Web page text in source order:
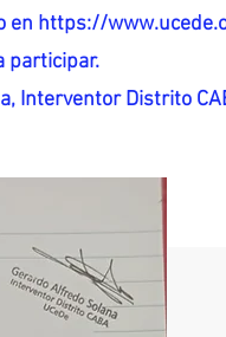
en https://
participar.
Interventor Distrito